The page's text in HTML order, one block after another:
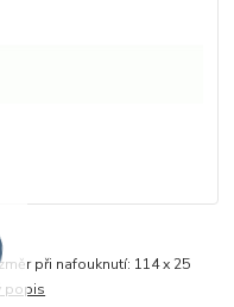
při nafouknutí: 114 x 25
popis